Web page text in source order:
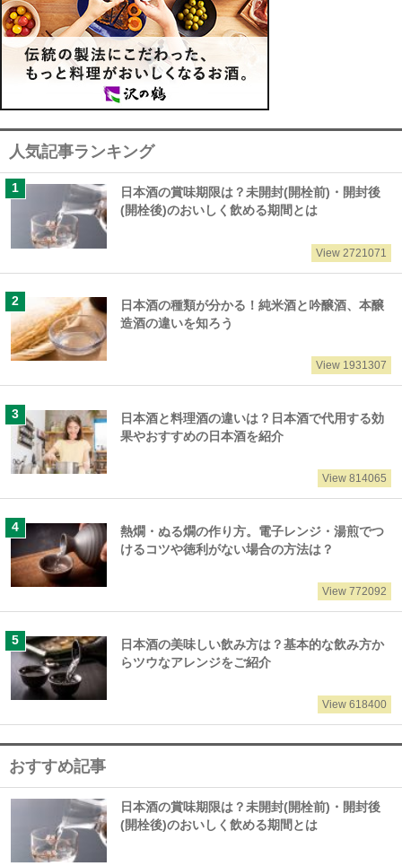
人気記事ランキング
日本酒の賞味期限は？未開封(開栓前)・開封後
(開栓後)のおいしく飲める期間とは
View 2721071
日本酒の種類が分かる！純米酒と吟醸酒、本醸
造酒の違いを知ろう
View 1931307
日本酒と料理酒の違いは？日本酒で代用する効
果やおすすめの日本酒を紹介
View 814065
熱燗・ぬる燗の作り方。電子レンジ・湯煎でつ
けるコツや徳利がない場合の方法は？
View 772092
日本酒の美味しい飲み方は？基本的な飲み方か
らツウなアレンジをご紹介
View 618400
おすすめ記事
日本酒の賞味期限は？未開封(開栓前)・開封後
(開栓後)のおいしく飲める期間とは